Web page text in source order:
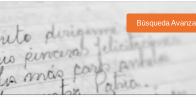
Búsqueda